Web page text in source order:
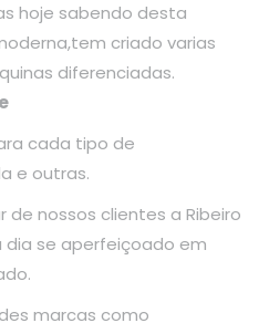
hoje sabendo desta
criado varias
diferenciadas.
cada tipo de
e outras.
nossos clientes a Ribeiro
se aperfeiçoado em
marcas como